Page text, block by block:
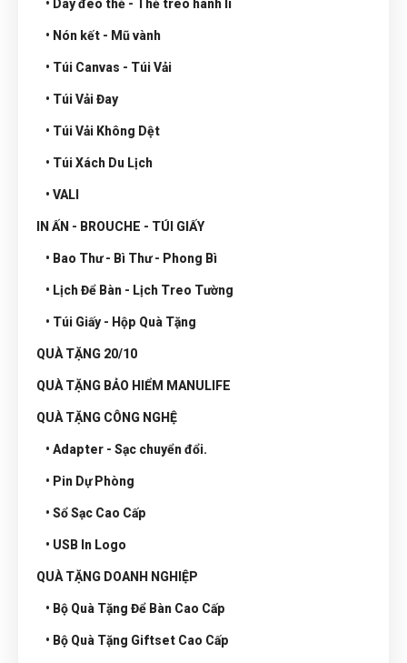
• Dây đeo thẻ - Thẻ treo hành lí
• Nón kết - Mũ vành
• Túi Canvas - Túi Vải
• Túi Vải Đay
• Túi Vải Không Dệt
• Túi Xách Du Lịch
• VALI
IN ẤN - BROUCHE - TÚI GIẤY
• Bao Thư - Bì Thư - Phong Bì
• Lịch Để Bàn - Lịch Treo Tường
• Túi Giấy - Hộp Quà Tặng
QUÀ TẶNG 20/10
QUÀ TẶNG BẢO HIỂM MANULIFE
QUÀ TẶNG CÔNG NGHỆ
• Adapter - Sạc chuyển đổi.
• Pin Dự Phòng
• Sổ Sạc Cao Cấp
• USB In Logo
QUÀ TẶNG DOANH NGHIỆP
• Bộ Quà Tặng Để Bàn Cao Cấp
• Bộ Quà Tặng Giftset Cao Cấp